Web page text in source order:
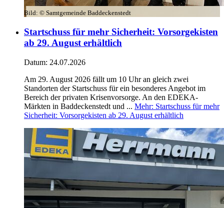
Bild: © Samtgemeinde Baddeckenstedt
Startschuss für mehr Sicherheit: Vorsorgekisten
ab 29. August erhältlich
Datum: 24.07.2026
Am 29. August 2026 fällt um 10 Uhr an gleich zwei
Standorten der Startschuss für ein besonderes Angebot im
Bereich der privaten Krisenvorsorge. An den EDEKA-
Märkten in Baddeckenstedt und ... Mehr: Startschuss für mehr
Sicherheit: Vorsorgekisten ab 29. August erhältlich